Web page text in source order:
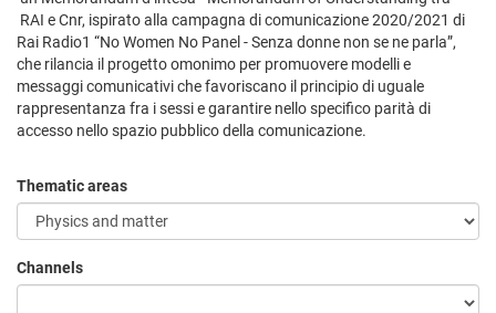
RAI e Cnr, ispirato alla campagna di comunicazione 2020/2021 di
Rai Radio1 “No Women No Panel - Senza donne non se ne parla”,
che rilancia il progetto omonimo per promuovere modelli e
messaggi comunicativi che favoriscano il principio di uguale
rappresentanza fra i sessi e garantire nello specifico parità di
accesso nello spazio pubblico della comunicazione.
Thematic areas
Channels